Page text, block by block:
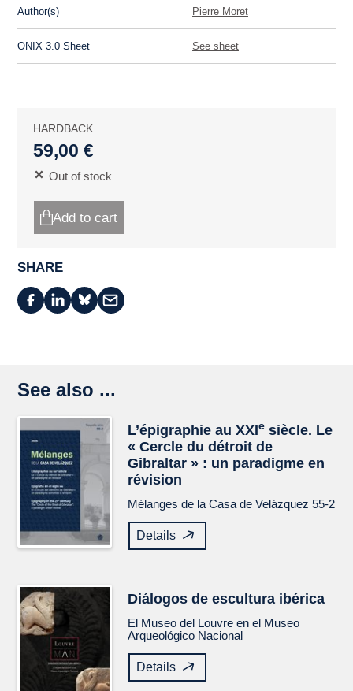
Author(s) Pierre Moret
ONIX 3.0 Sheet See sheet
HARDBACK
59,00 €
Out of stock
Add to cart
SHARE
See also ...
L’épigraphie au XXIe siècle. Le
« Cercle du détroit de
Gibraltar » : un paradigme en
révision
Mélanges de la Casa de Velázquez 55-2
Details
Diálogos de escultura ibérica
El Museo del Louvre en el Museo
Arqueológico Nacional
Details